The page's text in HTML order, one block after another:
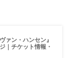
ァン・ハンセン』
｜チケット情報・